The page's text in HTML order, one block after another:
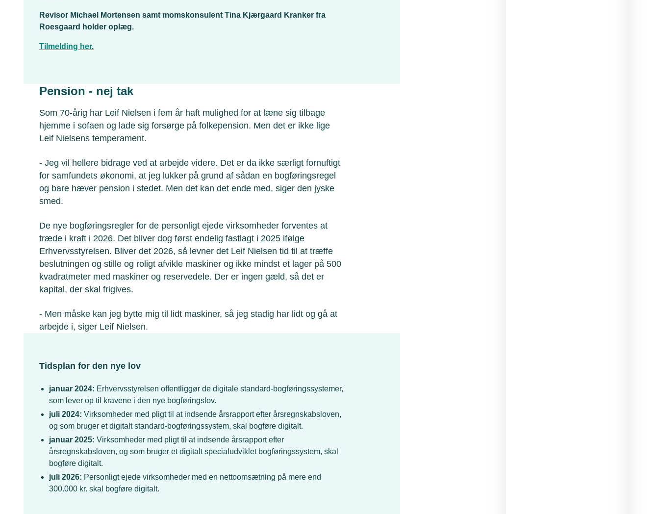
Revisor Michael Mortensen samt momskonsulent Tina Kjærgaard Kranker fra
Roesgaard holder oplæg.
Tilmelding her.
Pension - nej tak
Som 70-årig har Leif Nielsen i fem år haft mulighed for at læne sig tilbage
hjemme i sofaen og lade sig forsørge på folkepension. Men det er ikke lige
Leif Nielsens temperament.
- Jeg vil hellere bidrage ved at arbejde videre. Det er da ikke særligt fornuftigt
for samfundets økonomi, at jeg lukker på grund af sådan en bogføringsregel
og bare hæver pension i stedet. Men det kan det ende med, siger den jyske
smed.
De nye bogføringsregler for de personligt ejede virksomheder forventes at
træde i kraft i 2026. Det bliver dog først endelig fastlagt i 2025 ifølge
Erhvervsstyrelsen. Bliver det 2026, så levner det Leif Nielsen tid til at træffe
beslutningen og stille og roligt afvikle maskiner og ikke mindst et lager på 500
kvadratmeter med maskiner og reservedele. Der er ingen gæld, så det er
kapital, der skal frigives.
- Men måske kan jeg bytte mig til lidt maskiner, så jeg stadig har lidt og gå at
arbejde i, siger Leif Nielsen.
Tidsplan for den nye lov
januar 2024: Erhvervsstyrelsen offentliggør de digitale standard-bogføringssystemer,
som lever op til kravene i den nye bogføringslov.
juli 2024: Virksomheder med pligt til at indsende årsrapport efter årsregnskabsloven,
og som bruger et digitalt standard-bogføringssystem, skal bogføre digitalt.
januar 2025: Virksomheder med pligt til at indsende årsrapport efter
årsregnskabsloven, og som bruger et digitalt specialudviklet bogføringssystem, skal
bogføre digitalt.
juli 2026: Personligt ejede virksomheder med en nettoomsætning på mere end
300.000 kr. skal bogføre digitalt.